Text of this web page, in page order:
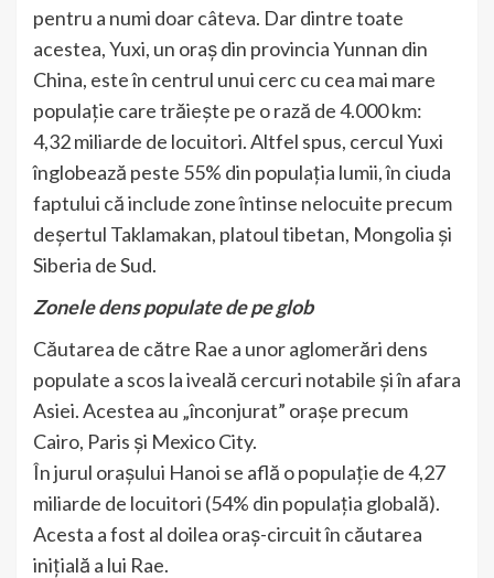
pentru a numi doar câteva. Dar dintre toate
acestea, Yuxi, un oraș din provincia Yunnan din
China, este în centrul unui cerc cu cea mai mare
populație care trăiește pe o rază de 4.000 km:
4,32 miliarde de locuitori. Altfel spus, cercul Yuxi
înglobează peste 55% din populația lumii, în ciuda
faptului că include zone întinse nelocuite precum
deșertul Taklamakan, platoul tibetan, Mongolia și
Siberia de Sud.
Zonele dens populate de pe glob
Căutarea de către Rae a unor aglomerări dens
populate a scos la iveală cercuri notabile și în afara
Asiei. Acestea au „înconjurat” orașe precum
Cairo, Paris și Mexico City.
În jurul orașului Hanoi se află o populație de 4,27
miliarde de locuitori (54% din populația globală).
Acesta a fost al doilea oraș-circuit în căutarea
inițială a lui Rae.